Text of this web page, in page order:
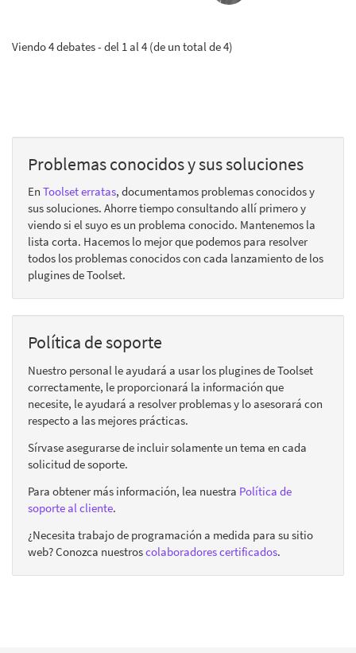
Viendo 4 debates - del 1 al 4 (de un total de 4)
Problemas conocidos y sus soluciones
En Toolset erratas, documentamos problemas conocidos y
sus soluciones. Ahorre tiempo consultando allí primero y
viendo si el suyo es un problema conocido. Mantenemos la
lista corta. Hacemos lo mejor que podemos para resolver
todos los problemas conocidos con cada lanzamiento de los
plugines de Toolset.
Política de soporte
Nuestro personal le ayudará a usar los plugines de Toolset
correctamente, le proporcionará la información que
necesite, le ayudará a resolver problemas y lo asesorará con
respecto a las mejores prácticas.
Sírvase asegurarse de incluir solamente un tema en cada
solicitud de soporte.
Para obtener más información, lea nuestra Política de
soporte al cliente.
¿Necesita trabajo de programación a medida para su sitio
web? Conozca nuestroscolaboradores certificados.